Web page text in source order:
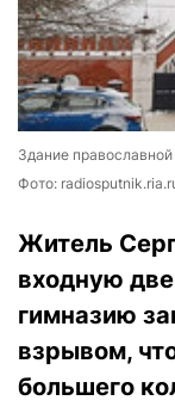
Здание
Фото:
Житель
входную
гимназию
взрывом,
большего